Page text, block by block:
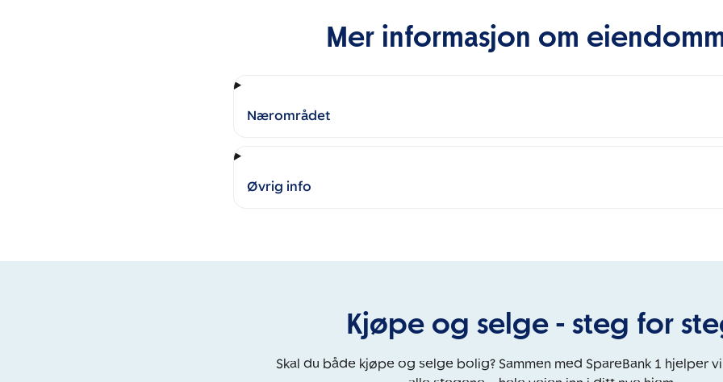
Mer informasjon om
Nærområdet
Øvrig info
Kjøpe og selge - steg for
Skal du både kjøpe og selge bolig? Sammen med SpareBank 1 hjelper